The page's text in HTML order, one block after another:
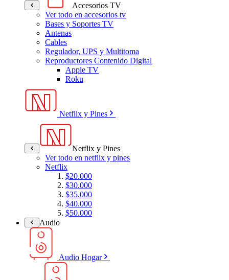
Accesorios TV
Ver todo en accesorios tv
Bases y Soportes TV
Antenas
Cables
Regulador, UPS y Multitoma
Reproductores Contenido Digital
Apple TV
Roku
Netflix y Pines
Netflix y Pines
Ver todo en netflix y pines
Netflix
$20.000
$30.000
$35.000
$40.000
$50.000
Audio
Audio Hogar